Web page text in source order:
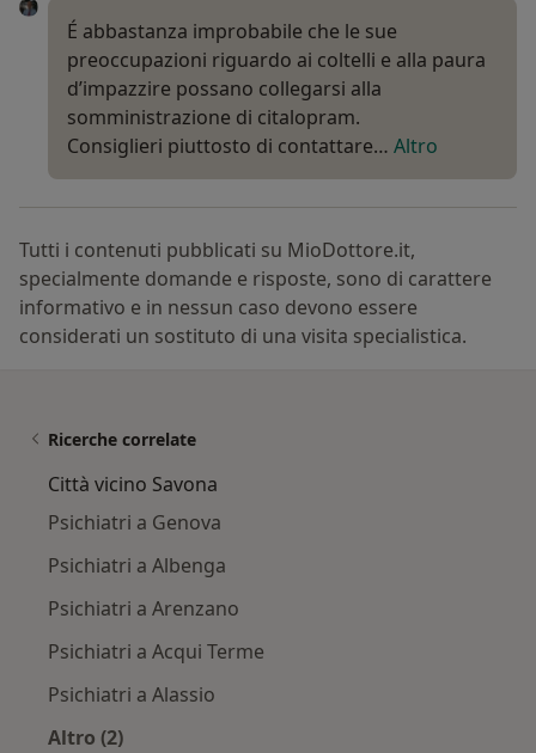
É abbastanza improbabile che le sue
preoccupazioni riguardo ai coltelli e alla paura
d’impazzire possano collegarsi alla
somministrazione di citalopram.
Consiglieri piuttosto di contattare… Altro
Tutti i contenuti pubblicati su MioDottore.it,
specialmente domande e risposte, sono di carattere
informativo e in nessun caso devono essere
considerati un sostituto di una visita specialistica.
Ricerche correlate
Città vicino Savona
Psichiatri a Genova
Psichiatri a Albenga
Psichiatri a Arenzano
Psichiatri a Acqui Terme
Psichiatri a Alassio
Altro (2)